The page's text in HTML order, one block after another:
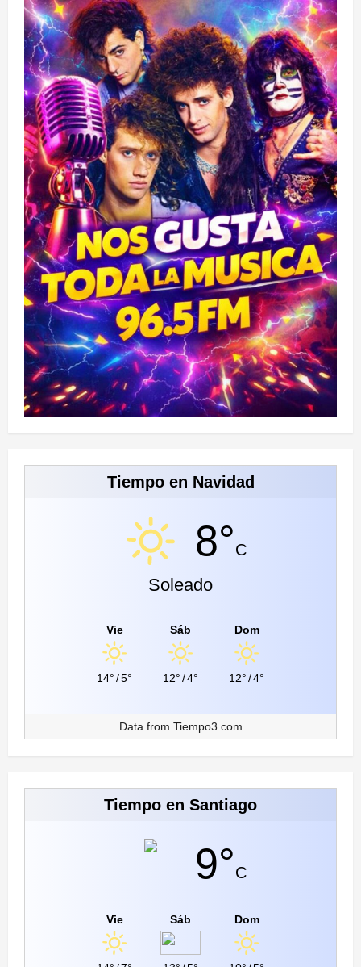
Tiempo en Navidad
8°C
Soleado
Vie
14°/5°
Sáb
12°/4°
Dom
12°/4°
Data from Tiempo3.com
Tiempo en Santiago
9°C
Vie Sáb Dom